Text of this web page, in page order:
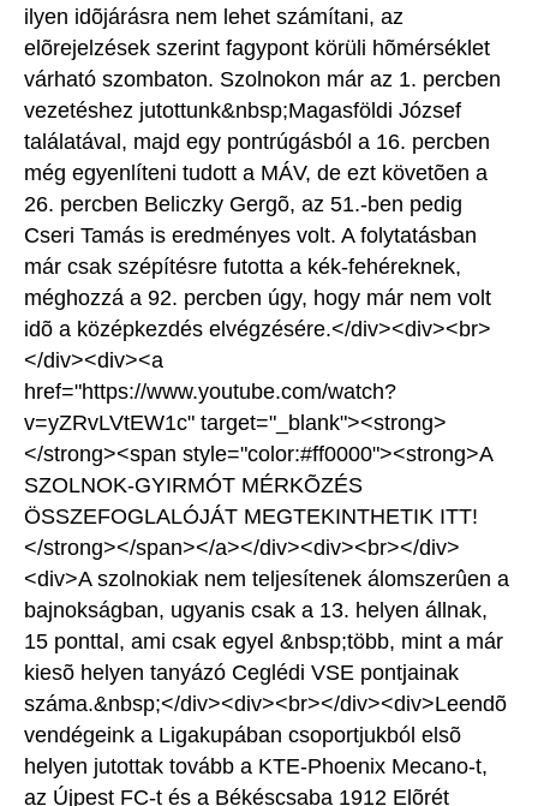
ilyen idõjárásra nem lehet számítani, az
elõrejelzések szerint fagypont körüli hõmérséklet
várható szombaton. Szolnokon már az 1. percben
vezetéshez jutottunk&nbsp;Magasföldi József
találatával, majd egy pontrúgásból a 16. percben
még egyenlíteni tudott a MÁV, de ezt követõen a
26. percben Beliczky Gergõ, az 51.-ben pedig
Cseri Tamás is eredményes volt. A folytatásban
már csak szépítésre futotta a kék-fehéreknek,
méghozzá a 92. percben úgy, hogy már nem volt
idõ a középkezdés elvégzésére.</div><div><br>
</div><div><a
href="https://www.youtube.com/watch?
v=yZRvLVtEW1c" target="_blank"><strong>
</strong><span style="color:#ff0000"><strong>A
SZOLNOK-GYIRMÓT MÉRKÕZÉS
ÖSSZEFOGLALÓJÁT MEGTEKINTHETIK ITT!
</strong></span></a></div><div><br></div>
<div>A szolnokiak nem teljesítenek álomszerûen a
bajnokságban, ugyanis csak a 13. helyen állnak,
15 ponttal, ami csak egyel &nbsp;több, mint a már
kiesõ helyen tanyázó Ceglédi VSE pontjainak
száma.&nbsp;</div><div><br></div><div>Leendõ
vendégeink a Ligakupában csoportjukból elsõ
helyen jutottak tovább a KTE-Phoenix Mecano-t,
az Újpest FC-t és a Békéscsaba 1912 Elõrét